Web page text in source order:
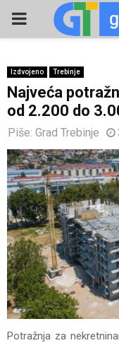
PRIMARY
Izdvojeno Trebinje
Najveća
od 2.200 do
Piše: Grad Trebinje
Potražnja za